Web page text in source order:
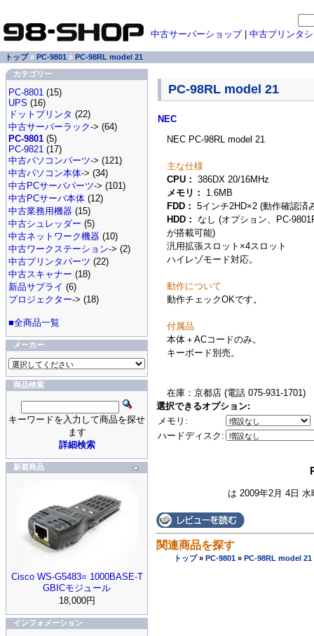
PC-98RL model 21
NEC
NEC PC-98RL model 21
主な仕様
CPU： 386DX 20/16MHz
メモリ：
1.6MB
FDD： 5インチ2HD×2 (動作確認済
HDD： なし (オプション、PC-
が搭載可能)
汎用拡張スロット×4スロット
ハイレゾモード対応。
動作について
動作チェックOKです。
付属品
本体＋ACコードのみ。
キーボード別売。
在庫：京都店 (電話 075-931-1701)
選択できるオプション:
メモリ:
ハードディスク:
は 2009年2月 4日 水
関連商品を探す
トップ» PC-9801 » PC-98RL model 21
中古サーバーショップ| 中古プリンタ
トップ» PC-9801 » PC-98RL model 21
カテゴリー
PC-8801 (15)
UPS (16)
ドットプリンタ (22)
中古サーバーラック-> (64)
PC-9801 (5)
PC-9821 (17)
中古パソコンパーツ-> (121)
中古パソコン本体-> (34)
中古PCサーバパーツ-> (101)
中古PCサーバ本体 (12)
中古業務用機器 (15)
中古シュレッダー (5)
中古ネットワーク機器 (10)
中古ワークステーション-> (2)
中古プリンタパーツ (22)
中古スキャナー (18)
新品サプライ (6)
プロジェクター-> (18)
■全商品一覧
メーカー
商品検索
キーワードを入力して商品を探せ
ます
詳細検索
新着商品
Cisco WS-G5483= 1000BASE-T
GBICモジュール
18,000円
インフォメーション